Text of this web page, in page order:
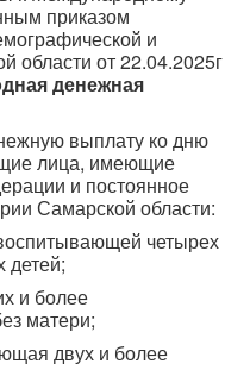
приказом
и
области от 22.04.2025г
денежная
выплату ко дню
лица, имеющие
и постоянное
Самарской области:
четырех
детей;
и более
матери;
двух и более